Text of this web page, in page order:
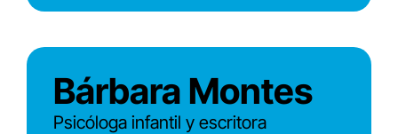
Bárbara Montes
Psicóloga infantil y escritora